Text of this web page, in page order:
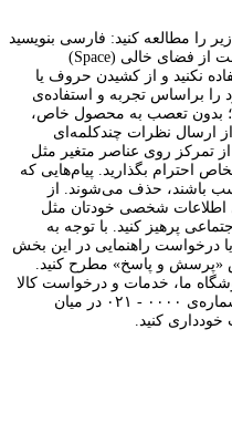
را مطالعه کنید: فارسی بنویسید
و از کیبورد فارسی استفاده کنید. بهتر است از فضای خالی (Space)
نکنید و از کشیدن حروف یا
را براساس تجربه و استفاده‌ی
بدون تعصب به محصول خاص،
از ارسال نظرات چندکلمه‌‌ای
تمرکز روی عناصر متغیر مثل
احترام بگذارید. پیام‌هایی که
باشند، حذف می‌شوند. از
اطلاعات شخصی خودتان مثل
پرهیز کنید. با توجه به
درخواست راهنمایی در این بخش
«پرسش و پاسخ» مطرح کنید.
ما، خدمات و درخواست کالا
را با ایمیل info@yourdomain.com یا با شماره‌ی ۰۰۰۰ - ۰۲۱ در میان
کنید.